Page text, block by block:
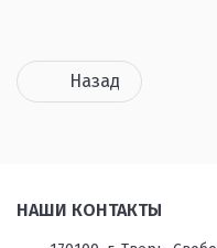
Назад
НАШИ КОНТАКТЫ